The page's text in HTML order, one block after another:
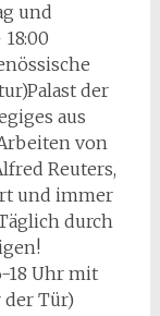
und
der
aus
von
Reuters,
und immer
durch
18 Uhr mit
der Tür)